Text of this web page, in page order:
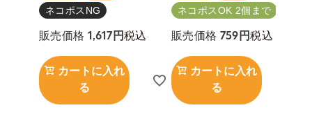
ネコポスNG
販売価格 1,617 税込
カートに入れ
る
ネコポスOK 2個まで
販売価格 759 税込
カートに入れ
る